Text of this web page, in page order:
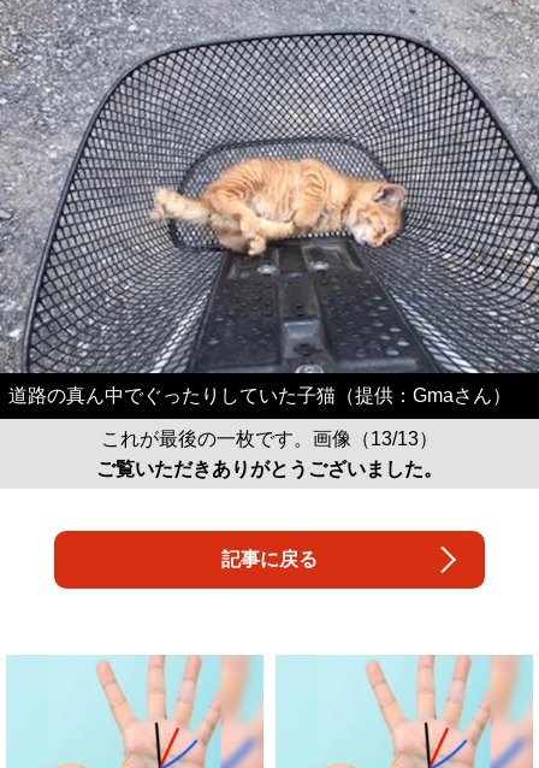
道路の真ん中でぐったりしていた子猫（提供：Gmaさん）
これが最後の一枚です。画像（13/13）
ご覧いただきありがとうございました。
記事に戻る